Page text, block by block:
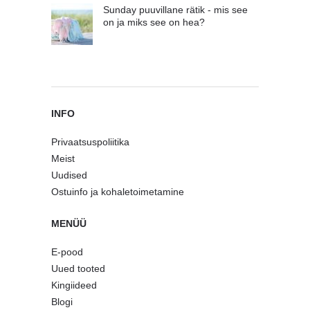
Sunday puuvillane rätik - mis see
on ja miks see on hea?
INFO
Privaatsuspoliitika
Meist
Uudised
Ostuinfo ja kohaletoimetamine
MENÜÜ
E-pood
Uued tooted
Kingiideed
Blogi